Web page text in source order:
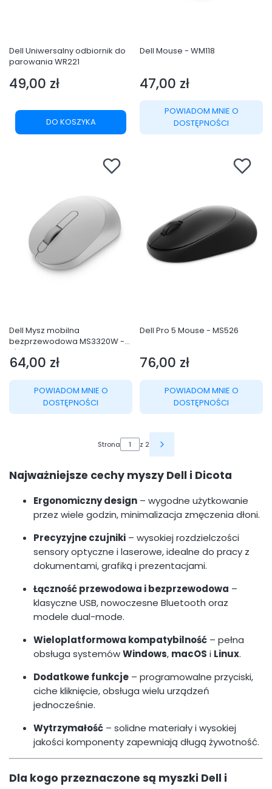
Dell Uniwersalny odbiornik do
parowania WR221
Cena
49,00 zł
DO KOSZYKA
Dell Mouse - WM118
Cena
47,00 zł
POWIADOM MNIE O
DOSTĘPNOŚCI
Dell Mysz mobilna
bezprzewodowa MS3320W -
różowa
Cena
64,00 zł
POWIADOM MNIE O
DOSTĘPNOŚCI
Dell Pro 5 Mouse - MS526
Cena
76,00 zł
POWIADOM MNIE O
DOSTĘPNOŚCI
Strona z 2
Najważniejsze cechy myszy Dell i Dicota
Ergonomiczny design – wygodne użytkowanie
przez wiele godzin, minimalizacja zmęczenia dłoni.
Precyzyjne czujniki – wysokiej rozdzielczości
sensory optyczne i laserowe, idealne do pracy z
dokumentami, grafiką i prezentacjami.
Łączność przewodowa i bezprzewodowa –
klasyczne USB, nowoczesne Bluetooth oraz
modele dual-mode.
Wieloplatformowa kompatybilność – pełna
obsługa systemówWindows, macOS i Linux.
Dodatkowe funkcje – programowalne przyciski,
ciche kliknięcie, obsługa wielu urządzeń
jednocześnie.
Wytrzymałość – solidne materiały i wysokiej
jakości komponenty zapewniają długą żywotność.
Dla kogo przeznaczone są myszki Dell i